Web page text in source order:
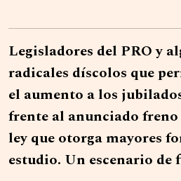
Legisladores del PRO y
radicales díscolos que
el aumento a los
frente al anunciado
ley que otorga mayores
estudio. Un escenario